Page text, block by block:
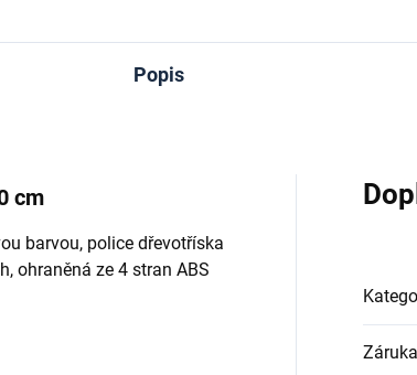
Popis
cm
barvou, police dřevotříska
ohraněná ze 4 stran ABS
Záruka